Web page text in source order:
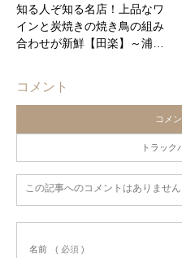
知る人ぞ知る名店！上品なワ
インと炭焼きの焼き鳥の組み
合わせが新鮮【田楽】～浦…
コメント
コメ
トラック
この記事へのコメントはありません
名前 ( 必須 )